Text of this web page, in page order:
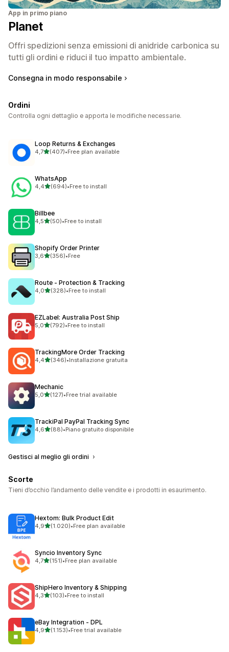
App in primo piano
Planet
Offri spedizioni senza emissioni di anidride carbonica su
tutti gli ordini e riduci il tuo impatto ambientale.
Consegna in modo responsabile
Ordini
Controlla ogni dettaglio e apporta le modifiche necessarie.
Loop Returns & Exchanges
4,7stelle su 5
(407)
407 recensioni totali
•Free plan available
WhatsApp
4,4stelle su 5
(694)
694 recensioni totali
•Free to install
Billbee
4,5stelle su 5
(50)
50 recensioni totali
•Free to install
Shopify Order Printer
3,6stelle su 5
(356)
356 recensioni totali
•Free
Route ‑ Protection & Tracking
4,0stelle su 5
(328)
328 recensioni totali
•Free to install
EZLabel: Australia Post Ship
5,0stelle su 5
(792)
792 recensioni totali
•Free to install
TrackingMore Order Tracking
4,4stelle su 5
(346)
346 recensioni totali
•Installazione gratuita
Mechanic
5,0stelle su 5
(127)
127 recensioni totali
•Free trial available
TrackiPal PayPal Tracking Sync
4,6stelle su 5
(88)
88 recensioni totali
•Piano gratuito disponibile
Gestisci al meglio gli ordini
Scorte
Tieni d’occhio l’andamento delle vendite e i prodotti in esaurimento.
Hextom: Bulk Product Edit
4,9stelle su 5
(1.020)
1020 recensioni totali
•Free plan available
Syncio Inventory Sync
4,7stelle su 5
(151)
151 recensioni totali
•Free plan available
ShipHero Inventory & Shipping
4,3stelle su 5
(103)
103 recensioni totali
•Free to install
eBay Integration ‑ DPL
4,9stelle su 5
(1.153)
1153 recensioni totali
•Free trial available